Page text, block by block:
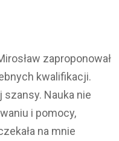
zaproponował
kwalifikacji.
Nauka nie
i pomocy,
na mnie